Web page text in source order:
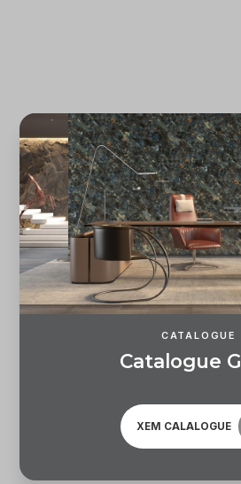
CATALOGUE
Catalogue G
XEM CALALOGUE